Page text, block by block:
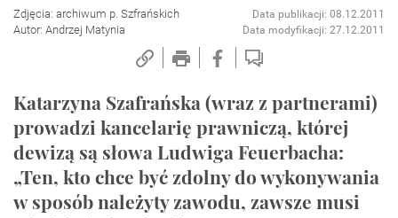
Zdjęcia: archiwum p. Szfrańskich
Autor: Andrzej Matynia
Data publikacji: 08.12.2011
Data modyfikacji: 27.12.2011
Katarzyna Szafrańska (wraz z partnerami)
prowadzi kancelarię prawniczą, której
dewizą są słowa Ludwiga Feuerbacha:
„Ten, kto chce być zdolny do wykonywania
w sposób należyty zawodu, zawsze musi